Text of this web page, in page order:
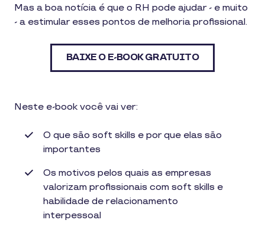
Mas a boa notícia é que o RH pode ajudar - e muito
- a estimular esses pontos de melhoria profissional.
BAIXE O E-BOOK GRATUITO
Neste e-book você vai ver:
O que são soft skills e por que elas são
importantes
Os motivos pelos quais as empresas
valorizam profissionais com soft skills e
habilidade de relacionamento
interpessoal